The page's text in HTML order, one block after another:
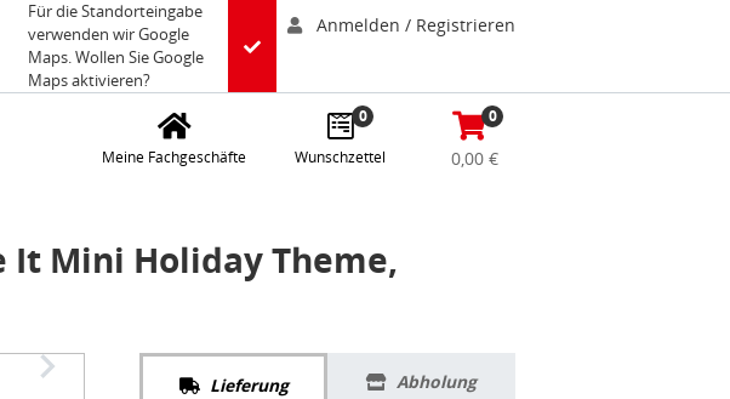
Für die Standorteingabe
verwenden wir Google
Maps. Wollen Sie Google
Maps aktivieren?
Anmelden / Registrieren
Meine Fachgeschäfte
0
Wunschzettel
0
0,00 €
It Mini Holiday Theme,
Lieferung Abholung